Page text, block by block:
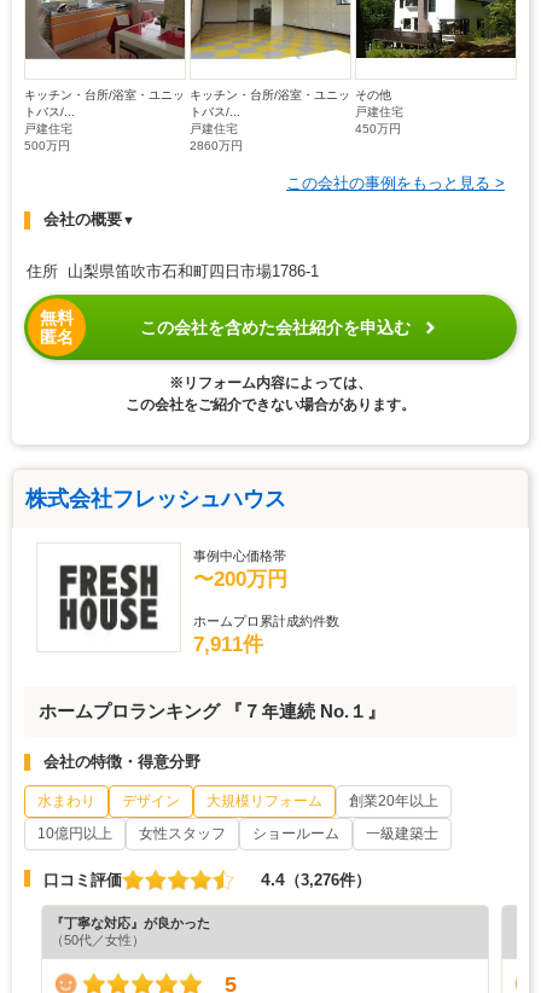
キッチン・台所/浴室・ユニッ
トバス/...
戸建住宅
500万円
キッチン・台所/浴室・ユニッ
トバス/...
戸建住宅
2860万円
その他
戸建住宅
450万円
この会社の事例をもっと見る >
会社の概要▼
住所 山梨県笛吹市石和町四日市場1786-1
無料
匿名
この会社を含めた会社紹介を申込む
※リフォーム内容によっては、
この会社をご紹介できない場合があります。
株式会社フレッシュハウス
事例中心価格帯
〜200万円
ホームプロ累計成約件数
7,911件
ホームプロランキング 『７年連続 No.１』
会社の特徴・得意分野
水まわり デザイン 大規模リフォーム
創業20年以上
10億円以上
女性スタッフ ショールーム 一級建築士
口コミ評価 4.4 （3,276件）
『丁寧な対応』が良かった
（50代／女性）
5